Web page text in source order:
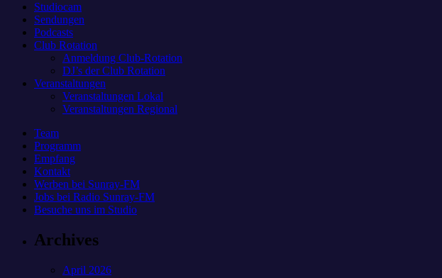
Studiocam
Sendungen
Podcasts
Club Rotation
Anmeldung Club-Rotation
DJ’s der Club Rotation
Veranstaltungen
Veranstaltungen Lokal
Veranstaltungen Regional
Team
Programm
Empfang
Kontakt
Werben bei Sunray-FM
Jobs bei Radio Sunray-FM
Besuche uns im Studio
Archives
April 2026